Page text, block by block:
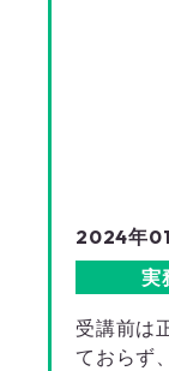
2024年
実
受講前は
ておらず